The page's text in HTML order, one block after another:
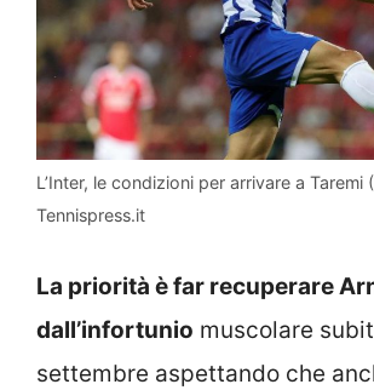
L’Inter, le condizioni per arrivare a Taremi
Tennispress.it
La priorità è far recuperare
dall’infortunio muscolare
settembre aspettando che